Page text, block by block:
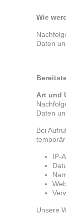
Wie
Daten
Art und
Daten
Bei
IP-
Unsere